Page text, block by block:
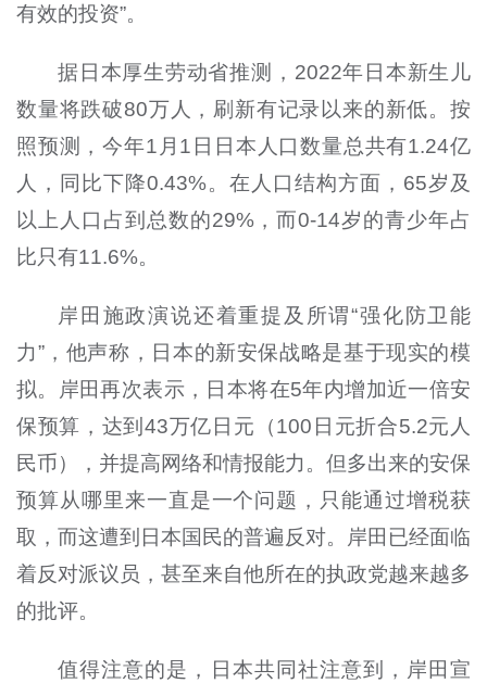
有效的投资”。
据日本厚生劳动省推测，2022年日本新生儿
数量将跌破80万人，刷新有记录以来的新低。按
照预测，今年1月1日日本人口数量总共有1.24亿
人，同比下降0.43%。在人口结构方面，65岁及
以上人口占到总数的29%，而0-14岁的青少年占
比只有11.6%。
岸田施政演说还着重提及所谓“强化防卫能
力”，他声称，日本的新安保战略是基于现实的模
拟。岸田再次表示，日本将在5年内增加近一倍安
保预算，达到43万亿日元（100日元折合5.2元人
民币），并提高网络和情报能力。但多出来的安保
预算从哪里来一直是一个问题，只能通过增税获
取，而这遭到日本国民的普遍反对。岸田已经面临
着反对派议员，甚至来自他所在的执政党越来越多
的批评。
值得注意的是，日本共同社注意到，岸田宣